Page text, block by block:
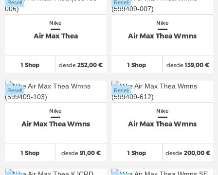
Nike
Air Max Thea
1 Shop
Resell
desde 252,00 €
Nike
Air Max Thea Wmns
1 Shop
Resell
desde139,00 €
Nike
Air Max Thea Wmns
1 Shop
Resell
desde91,00 €
Nike
Air Max Thea Wmns
1 Shop
Resell
desde200,00 €